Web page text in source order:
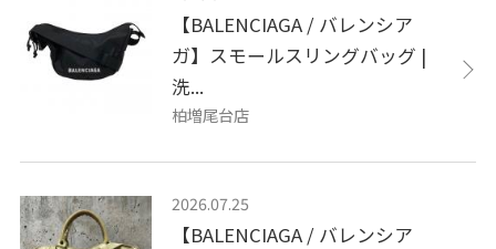
【BALENCIAGA / バレンシア
ガ】スモールスリングバッグ |
洗...
柏増尾台店
2026.07.25
【BALENCIAGA / バレンシア